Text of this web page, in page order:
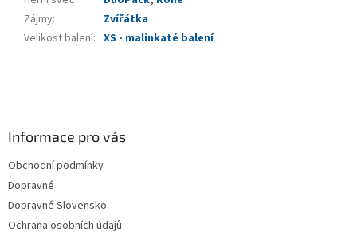
Zájmy:
Zvířátka
Velikost balení: XS - malinkaté balení
Informace pro vás
Obchodní podmínky
Dopravné
Dopravné Slovensko
Ochrana osobních údajů